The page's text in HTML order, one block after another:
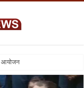
आयोजन
कर दिए जाए